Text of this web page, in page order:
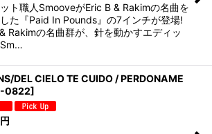
ト職人SmooveがEric B & Rakimの名曲を
た『Paid In Pounds』の7インチが登場!
Rakimの名曲群が、針を動かすエディッ
Sm…
DEL CIELO TE CUIDO / PERDONAME
0822]
円